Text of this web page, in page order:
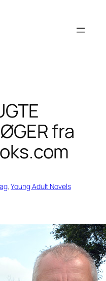
fra
, Young Adult Novels